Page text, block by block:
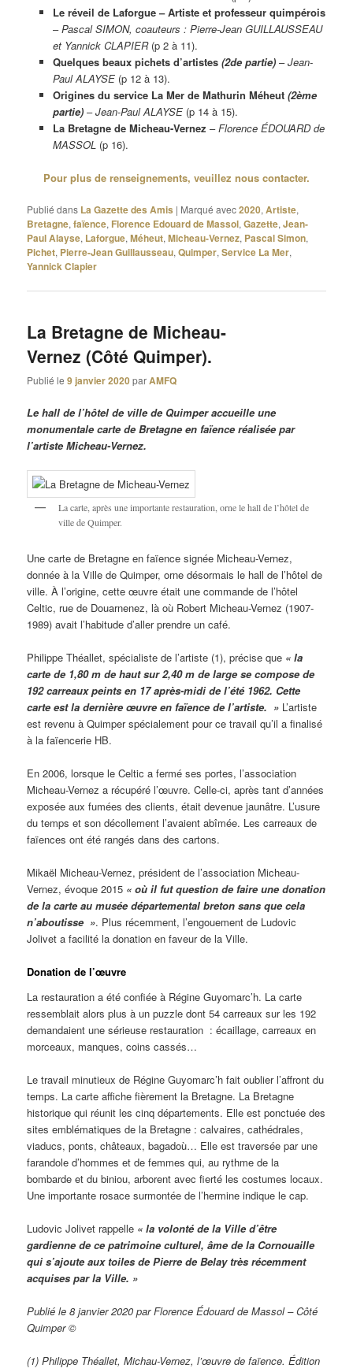
Le réveil de Laforgue – Artiste et professeur quimpérois
–Pascal SIMON, coauteurs : Pierre-Jean GUILLAUSSEAU
et Yannick CLAPIER(p 2 à 11).
Quelques beaux pichets d’artistes (2de partie) –Jean-
Paul ALAYSE(p 12 à 13).
Origines du service La Mer de Mathurin Méheut (2ème
partie)–Jean-Paul ALAYSE(p 14 à 15).
La Bretagne de Micheau-Vernez –Florence ÉDOUARD de
MASSOL (p 16).
Pour plus de renseignements, veuillez nous contacter.
Publié dans La Gazette des Amis | Marqué avec2020,Artiste,
Bretagne,faïence, Florence Edouard de Massol,Gazette,Jean-
Paul Alayse, Laforgue,Méheut,Micheau-Vernez, Pascal Simon,
Pichet, Pierre-Jean Guillausseau,Quimper,Service La Mer,
Yannick Clapier
La Bretagne de Micheau-
Vernez (Côté Quimper).
Publié le9 janvier 2020parAMFQ
Le hall de l’hôtel de ville de Quimper accueille une
monumentale carte de Bretagne en faïence réalisée par
l’artiste Micheau-Vernez.
La carte, après une importante restauration, orne le hall de l’hôtel de
ville de Quimper.
Une carte de Bretagne en faïence signée Micheau-Vernez,
donnée à la Ville de Quimper, orne désormais le hall de l’hôtel de
ville. À l’origine, cette œuvre était une commande de l’hôtel
Celtic, rue de Douarnenez, là où Robert Micheau-Vernez (1907-
1989) avait l’habitude d’aller prendre un café.
Philippe Théallet, spécialiste de l’artiste (1), précise que « la
carte de 1,80 m de haut sur 2,40 m de large se compose de
192 carreaux peints en 17 après-midi de l’été 1962. Cette
carte est la dernière œuvre en faïence de l’artiste. » L’artiste
est revenu à Quimper spécialement pour ce travail qu’il a finalisé
à la faïencerie HB.
En 2006, lorsque le Celtic a fermé ses portes, l’association
Micheau-Vernez a récupéré l’œuvre. Celle-ci, après tant d’années
exposée aux fumées des clients, était devenue jaunâtre. L’usure
du temps et son décollement l’avaient abîmée. Les carreaux de
faïences ont été rangés dans des cartons.
Mikaël Micheau-Vernez, président de l’association Micheau-
Vernez, évoque 2015 « où il fut question de faire une donation
de la carte au musée départemental breton sans que cela
n’aboutisse ». Plus récemment, l’engouement de Ludovic
Jolivet a facilité la donation en faveur de la Ville.
Donation de l’œuvre
La restauration a été confiée à Régine Guyomarc’h. La carte
ressemblait alors plus à un puzzle dont 54 carreaux sur les 192
demandaient une sérieuse restauration : écaillage, carreaux en
morceaux, manques, coins cassés…
Le travail minutieux de Régine Guyomarc’h fait oublier l’affront du
temps. La carte affiche fièrement la Bretagne. La Bretagne
historique qui réunit les cinq départements. Elle est ponctuée des
sites emblématiques de la Bretagne : calvaires, cathédrales,
viaducs, ponts, châteaux, bagadoù… Elle est traversée par une
farandole d’hommes et de femmes qui, au rythme de la
bombarde et du biniou, arborent avec fierté les costumes locaux.
Une importante rosace surmontée de l’hermine indique le cap.
Ludovic Jolivet rappelle « la volonté de la Ville d’être
gardienne de ce patrimoine culturel, âme de la Cornouaille
qui s’ajoute aux toiles de Pierre de Belay très récemment
acquises par la Ville. »
Publié le 8 janvier 2020 par Florence Édouard de Massol – Côté
Quimper ©
(1) Philippe Théallet, Michau-Vernez, l’œuvre de faïence. Édition